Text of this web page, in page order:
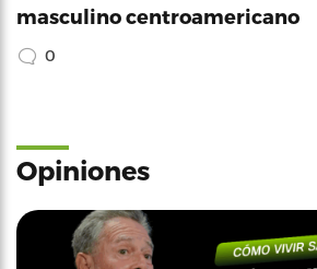
masculino centroamericano
0
Opiniones